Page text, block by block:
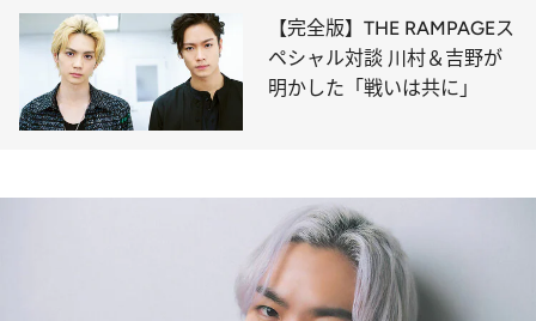
【完全版】THE RAMPAGEス
ペシャル対談 川村＆吉野が
明かした「戦いは共に」